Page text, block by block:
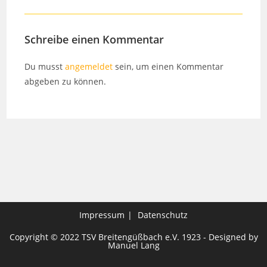
Schreibe einen Kommentar
Du musstangemeldet sein, um einen Kommentar
abgeben zu können.
Impressum
Datenschutz
Copyright © 2022 TSV Breitengüßbach e.V. 1923 - Designed by
Manuel Lang